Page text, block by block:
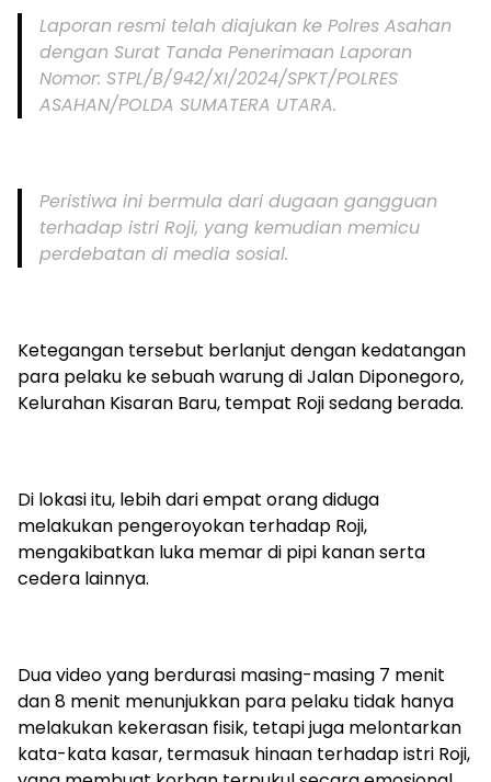
Laporan resmi telah diajukan ke Polres Asahan
dengan Surat Tanda Penerimaan Laporan
Nomor: STPL/B/942/XI/2024/SPKT/POLRES
ASAHAN/POLDA SUMATERA UTARA.
Peristiwa ini bermula dari dugaan gangguan
terhadap istri Roji, yang kemudian memicu
perdebatan di media sosial.
Ketegangan tersebut berlanjut dengan kedatangan
para pelaku ke sebuah warung di Jalan Diponegoro,
Kelurahan Kisaran Baru, tempat Roji sedang berada.
Di lokasi itu, lebih dari empat orang diduga
melakukan pengeroyokan terhadap Roji,
mengakibatkan luka memar di pipi kanan serta
cedera lainnya.
Dua video yang berdurasi masing-masing 7 menit
dan 8 menit menunjukkan para pelaku tidak hanya
melakukan kekerasan fisik, tetapi juga melontarkan
kata-kata kasar, termasuk hinaan terhadap istri Roji,